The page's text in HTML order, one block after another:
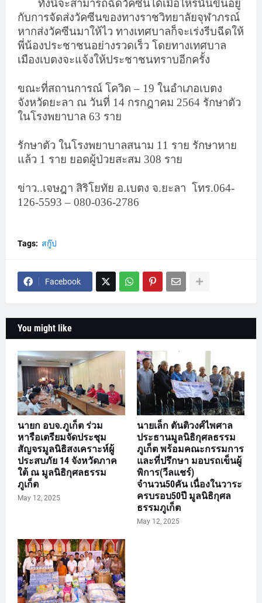
ทั้งนี้จะสามารถฉีดวัคซีนได้เมื่อไหร่นั้นขึ้นอยู่
กับการจัดส่งวัคซีนของทางราชวิทยาลัยจุฬาภรณ์
หากส่งวัคซีนมาให้ไว ทางเทศบาลก็จะเร่งรีบฉีดให้
พี่น้องประชาชนอย่างรวดเร็ว โดยทางเทศบาล
เมืองเบตงจะแจ้งให้ประชาชนทราบอีกครั้ง
ขณะที่สถานการณ์ โควิด – 19 ในอำเภอเบตง
จังหวัดยะลา ณ วันที่ 14 กรกฎาคม 2564 รักษาตัว
ในโรงพยาบาล 63 ราย
รักษาตัว ในโรงพยาบาลสนาม 11 ราย รักษาหาย
แล้ว 1 ราย ยอดผู้ป่วยสะสม 308 ราย
ข่าว..เจษฎา สิริโยทัย อ.เบตง จ.ยะลา โทร.064-
126-5593 – 080-036-2786
Tags: สกู๊ป
Facebook
You might like
นายก อบจ.ภูเก็ต ร่วม
หารือเตรียมจัดประชุม
สัญจรมูลนิธิสงเคราะห์ผู้
ประสบภัย 14 จังหวัดภาค
ใต้ ณ มูลนิธิกุศลธรรม
ภูเก็ต
May 12, 2025
นายเล็ก ตันติวงศ์ไพศาล
ประธานมูลนิธิกุศลธรรม
ภูเก็ต พร้อมคณะกรรมการ
และที่ปรึกษา มอบรถเข็นผู้
พิการ(วีลแชร์)
จำนวน50คัน เนื่องในวาระ
ครบรอบ50ปี มูลนิธิกุศล
ธรรมภูเก็ต
May 12, 2025